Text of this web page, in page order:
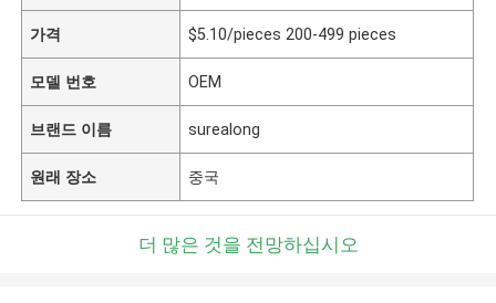
가격 $5.10/pieces 200-499 pieces
모델 번호 OEM
브랜드 이름 surealong
원래 장소 중국
더 많은 것을 전망하십시오